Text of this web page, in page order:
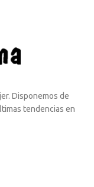
Disponemos de
tendencias en